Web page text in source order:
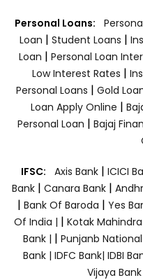
Personal Loans:
Loan | Student Loans |
Loan | Personal Loan
Low Interest Rates |
Personal Loans | Gold
Loan Apply Online |
Personal Loan | Bajaj
IFSC: Axis Bank | ICICI
Bank| Canara Bank |
| Bank Of Baroda | Yes
Of India | | Kotak
Bank | | Punjanb
Bank | IDFC Bank| IDBI
Vijaya